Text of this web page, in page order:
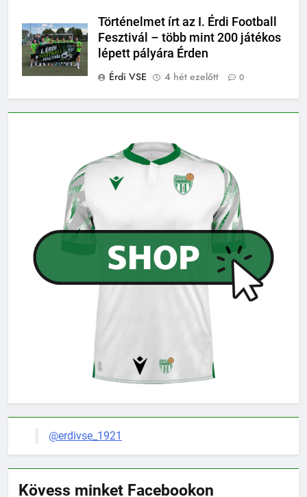
Történelmet írt az I. Érdi Football
Fesztivál – több mint 200 játékos
lépett pályára Érden
Érdi VSE
4 hét ezelőtt 0
@erdivse_1921
Kövess minket Facebookon